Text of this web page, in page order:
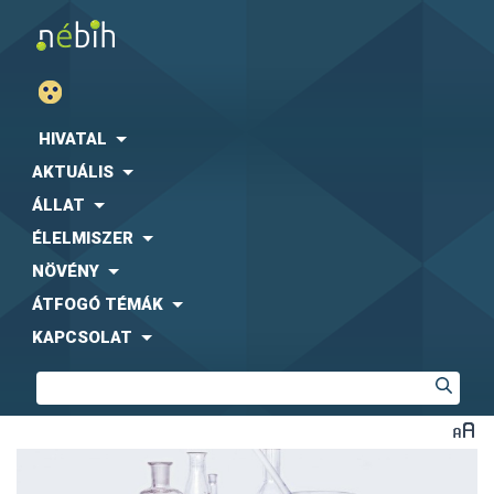
HIVATAL
AKTUÁLIS
ÁLLAT
ÉLELMISZER
NÖVÉNY
ÁTFOGÓ TÉMÁK
KAPCSOLAT